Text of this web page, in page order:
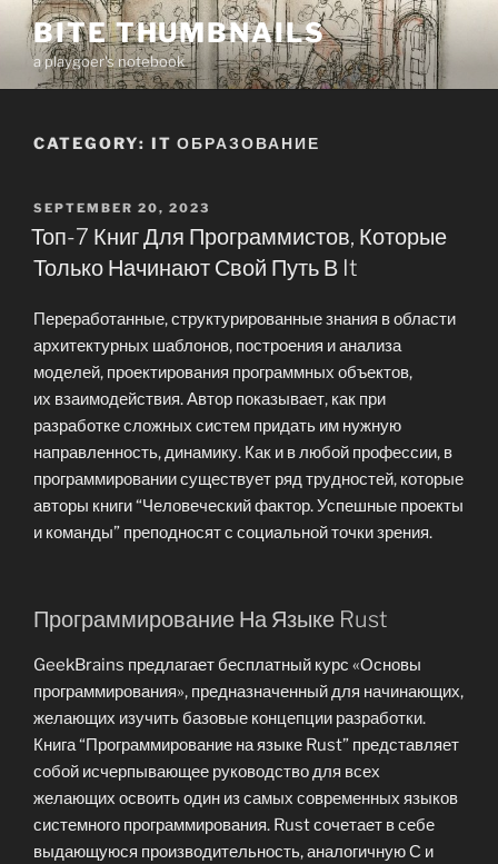
Skip
content
BITE THUMBNAILS
a playgoer's notebook
CATEGORY: IT ОБРАЗОВАНИЕ
POSTED
ON
SEPTEMBER 20, 2023
Топ-7 Книг Для Программистов, Которые
Только Начинают Свой Путь В It
Переработанные, структурированные знания в области
архитектурных шаблонов, построения и анализа
моделей, проектирования программных объектов,
их взаимодействия. Автор показывает, как при
разработке сложных систем придать им нужную
направленность, динамику. Как и в любой профессии, в
программировании существует ряд трудностей, которые
авторы книги “Человеческий фактор. Успешные проекты
и команды” преподносят с социальной точки зрения.
Программирование На Языке Rust
GeekBrains предлагает бесплатный курс «Основы
программирования», предназначенный для начинающих,
желающих изучить базовые концепции разработки.
Книга “Программирование на языке Rust” представляет
собой исчерпывающее руководство для всех
желающих освоить один из самых современных языков
системного программирования. Rust сочетает в себе
выдающуюся производительность, аналогичную С и